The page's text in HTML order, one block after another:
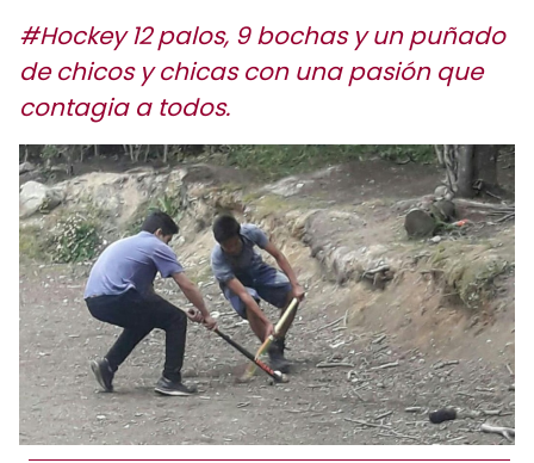
#Hockey 12 palos, 9 bochas y un puñado
de chicos y chicas con una pasión que
contagia a todos.